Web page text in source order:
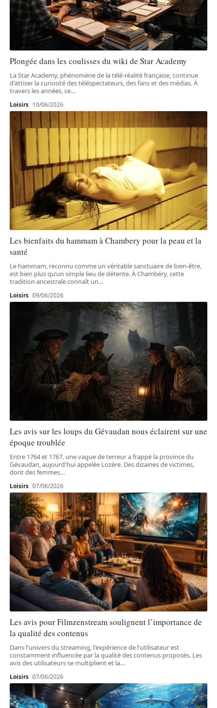
Plongée dans les coulisses du wiki de Star Academy
La Star Academy, phénomène de la télé-réalité française, continue
d'attiser la curiosité des téléspectateurs, des fans et des médias. À
travers les années, ce…
Loisirs 10/06/2026
Les bienfaits du hammam à Chambery pour la peau et la
santé
Le hammam, reconnu comme un véritable sanctuaire de bien-être,
est bien plus qu’un simple lieu de détente. À Chambéry, cette
tradition ancestrale connaît un…
Loisirs 09/06/2026
Les avis sur les loups du Gévaudan nous éclairent sur une
époque troublée
Entre 1764 et 1767, une vague de terreur a frappé la province du
Gévaudan, aujourd'hui appelée Lozère. Des dizaines de victimes,
dont des femmes…
Loisirs 07/06/2026
Les avis pour Filmzenstream soulignent l’importance de
la qualité des contenus
Dans l'univers du streaming, l'expérience de l'utilisateur est
constamment influencée par la qualité des contenus proposés. Les
avis des utilisateurs se multiplient et la…
Loisirs 07/06/2026